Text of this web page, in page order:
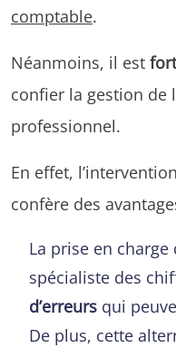
comptable.
Néanmoins, il est
confier la gestion de
professionnel.
En effet,
confère des
La prise en
spécialiste des
d’erreurs qui
De plus, cette